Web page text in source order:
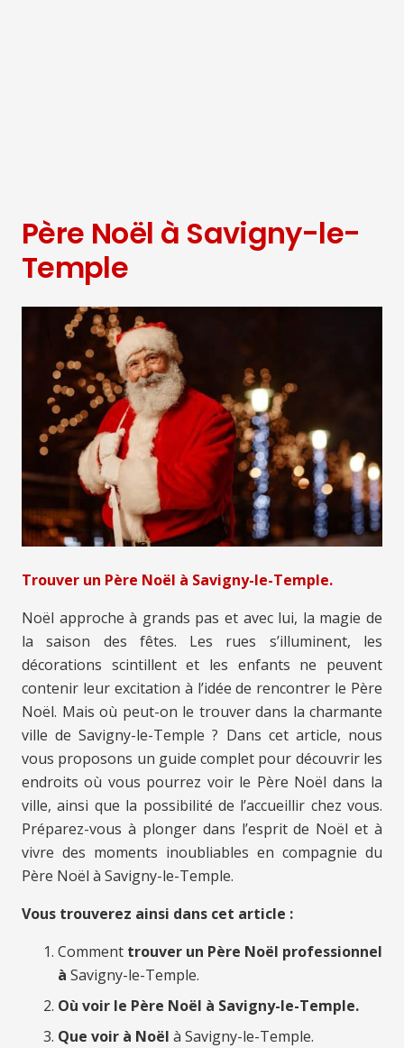
Père Noël à Savigny-le-
Temple
Trouver un Père Noël à Savigny-le-Temple.
Noël approche à grands pas et avec lui, la magie de
la saison des fêtes. Les rues s’illuminent, les
décorations scintillent et les enfants ne peuvent
contenir leur excitation à l’idée de rencontrer le Père
Noël. Mais où peut-on le trouver dans la charmante
ville de Savigny-le-Temple ? Dans cet article, nous
vous proposons un guide complet pour découvrir les
endroits où vous pourrez voir le Père Noël dans la
ville, ainsi que la possibilité de l’accueillir chez vous.
Préparez-vous à plonger dans l’esprit de Noël et à
vivre des moments inoubliables en compagnie du
Père Noël à Savigny-le-Temple.
Vous trouverez ainsi dans cet article :
Comment trouver un Père Noël professionnel
à Savigny-le-Temple.
Où voir le Père Noël à Savigny-le-Temple.
Que voir à Noël à Savigny-le-Temple.